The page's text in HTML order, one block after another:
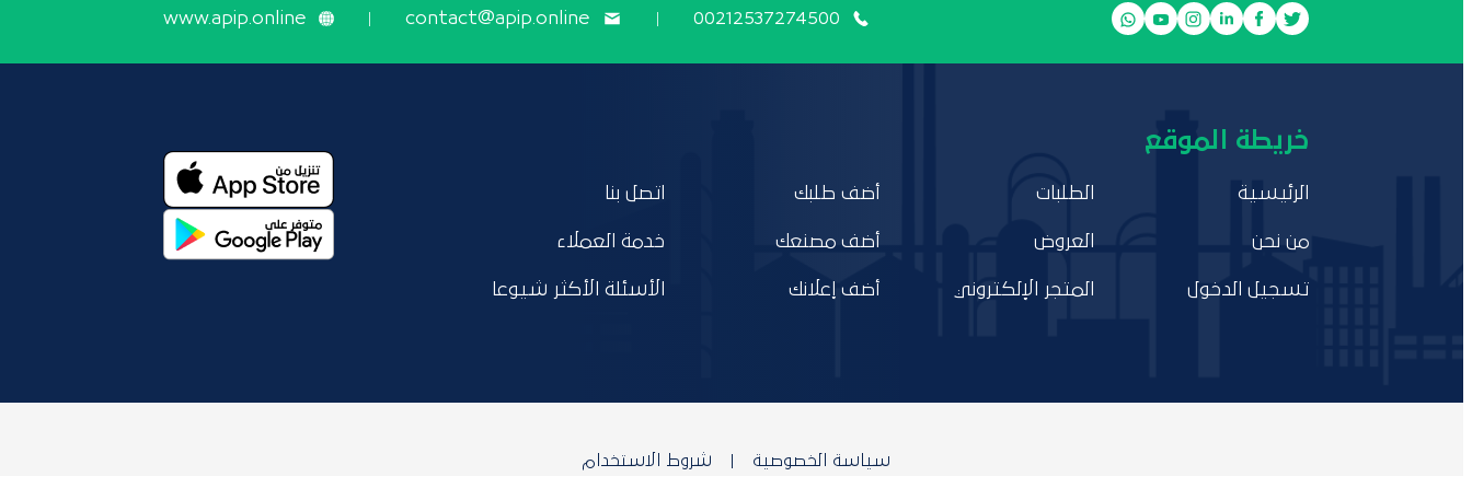
00212537274500
contact@apip.online
www.apip.online
خريطة الموقع
الرئيسية
من نحن
تسجيل الدخول
الطلبات
العروض
المتجر الإلكتروني
أضف طلبك
أضف مصنعك
أضف إعلانك
اتصل بنا
خدمة العملاء
الأسئلة الأكثر شيوعا
سياسة الخصوصية شروط الاستخدام